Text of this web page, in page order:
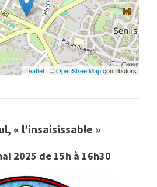
Leaflet | ©OpenStreetMapcontributors
« l’insaisissable »
2025 de 15h à 16h30